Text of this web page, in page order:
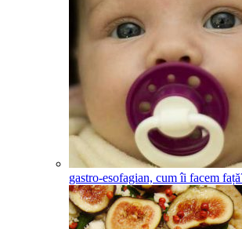
gastro-esofagian, cum îi facem